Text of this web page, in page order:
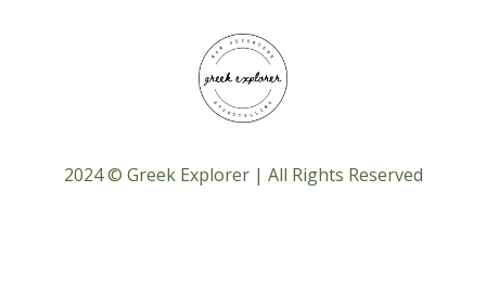
2024 © Greek Explorer | All Rights Reserved